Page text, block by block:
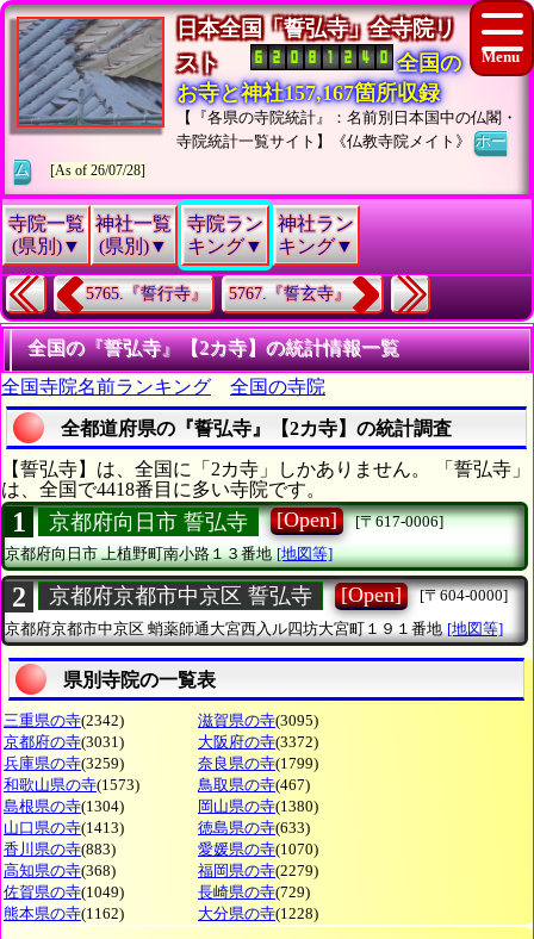
日本全国「誓弘寺」全寺院リ
スト
全国の
お寺と神社157,167箇所収録
【『各県の寺院統計』：名前別日本国中の仏閣・
寺院統計一覧サイト】《仏教寺院メイト》ホー
ム
[As of 26/07/28]
寺院一覧
(県別)▼
神社一覧
(県別)▼
寺院ラン
キング▼
神社ラン
キング▼
5765.『誓行寺』 5767.『誓玄寺』
全国の『誓弘寺』【2カ寺】の統計情報一覧
全国寺院名前ランキング
全国の寺院
全都道府県の『誓弘寺』【2カ寺】の統計調査
【誓弘寺】は、全国に「2カ寺」しかありません。 「誓弘寺」
は、全国で4418番目に多い寺院です。
1 京都府向日市 誓弘寺 [Open]
[〒617-0006]
京都府向日市上植野町南小路１３番地 [地図等]
2 京都府京都市中京区 誓弘寺 [Open]
[〒604-0000]
京都府京都市中京区 蛸薬師通大宮西入ル四坊大宮町１９１番地 [地図等]
県別寺院の一覧表
三重県の寺(2342) 滋賀県の寺(3095)
京都府の寺(3031) 大阪府の寺(3372)
兵庫県の寺(3259) 奈良県の寺(1799)
和歌山県の寺(1573) 鳥取県の寺(467)
島根県の寺(1304) 岡山県の寺(1380)
山口県の寺(1413) 徳島県の寺(633)
香川県の寺(883) 愛媛県の寺(1070)
高知県の寺(368) 福岡県の寺(2279)
佐賀県の寺(1049) 長崎県の寺(729)
熊本県の寺(1162) 大分県の寺(1228)